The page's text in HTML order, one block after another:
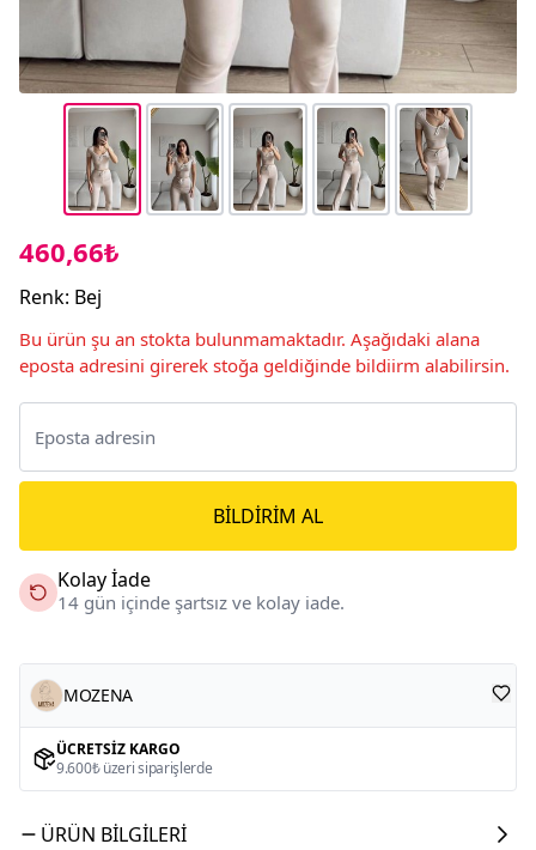
460,66₺
Renk: Bej
Bu ürün şu an stokta bulunmamaktadır. Aşağıdaki alana
eposta adresini girerek stoğa geldiğinde bildiirm alabilirsin.
BILDIRIM AL
Kolay İade
14 gün içinde şartsız ve kolay iade.
MOZENA
ÜCRETSIZ KARGO
9.600₺ üzeri siparişlerde
ÜRÜN BILGILERI